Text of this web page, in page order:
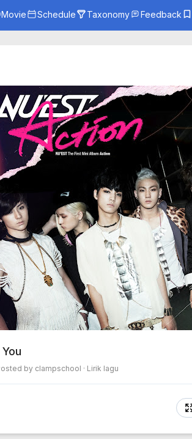
Movie Schedule Taxonomy
Genre
Feedback
by clampschool · Lirik lagu